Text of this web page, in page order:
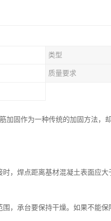
类型
质量要求
加固作为一种传统的加固方法，
，焊点距离基材混凝土表面应
，承台要保持干燥。如果不能保